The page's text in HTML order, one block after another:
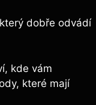
dobře odvádí
kde vám
které mají